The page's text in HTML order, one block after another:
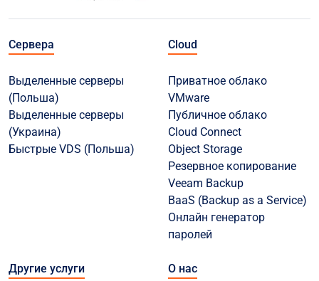
Сервера
Выделенные серверы
(Польша)
Выделенные серверы
(Украина)
Быстрые VDS (Польша)
Cloud
Приватное облако
VMware
Публичное облако
Cloud Connect
Object Storage
Резервное копирование
Veeam Backup
BaaS (Backup as a Service)
Онлайн генератор
паролей
Другие услуги О нас